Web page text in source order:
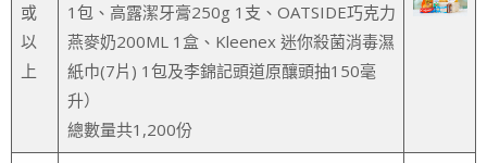
或
以
上
1包、高露潔牙膏250g 1支、OATSIDE巧克力
燕麥奶200ML 1盒、Kleenex 迷你殺菌消毒濕
紙巾(7片) 1包及李錦記頭道原釀頭抽150毫
升）
總數量共1,200份